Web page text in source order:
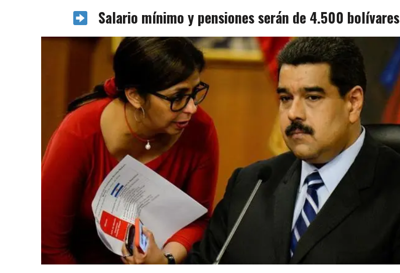
Salario mínimo y pensiones serán de 4.500 bolívares